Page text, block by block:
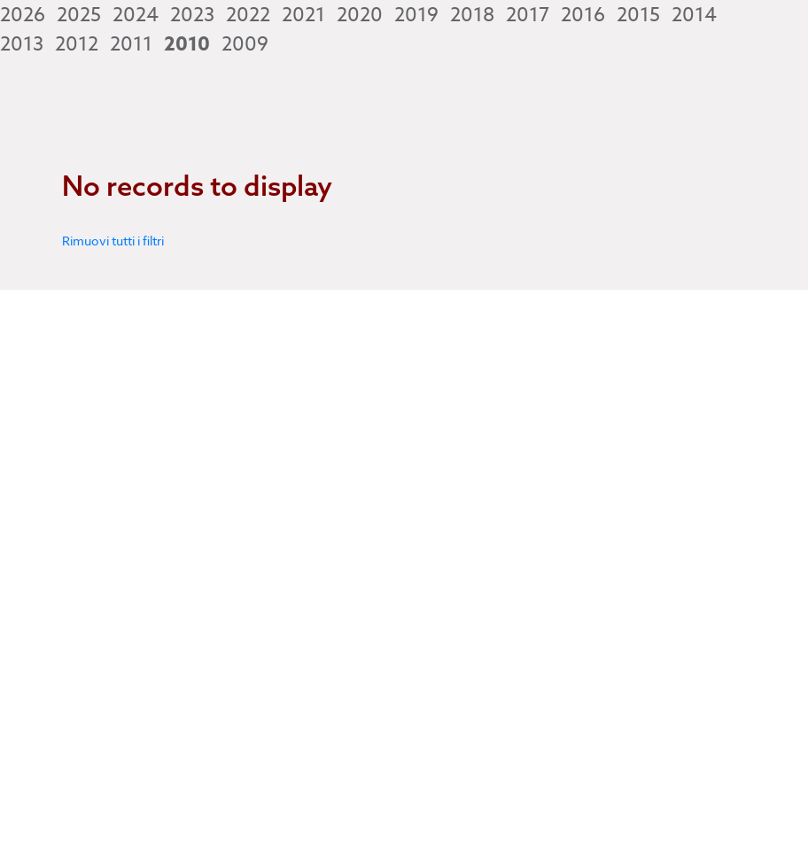
2026 2025 2024 2023 2022 2021 2020 2019 2018 2017 2016 2015 2014
2013 2012 2011 2010 2009
No records to display
Rimuovi tutti i filtri